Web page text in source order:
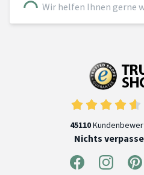
Wir helfen Ihnen gerne
45110
Nichts